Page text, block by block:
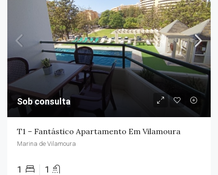
Sob consulta
T1 – Fantástico Apartamento Em Vilamoura
Marina de Vilamoura
1 1